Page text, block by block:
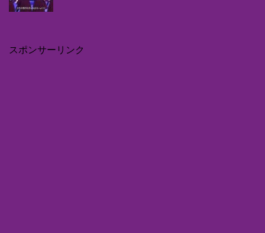
スポンサーリンク